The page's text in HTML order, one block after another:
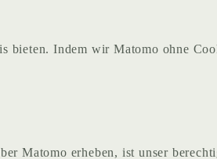
bieten. Indem wir Matomo ohne
Matomo erheben, ist unser